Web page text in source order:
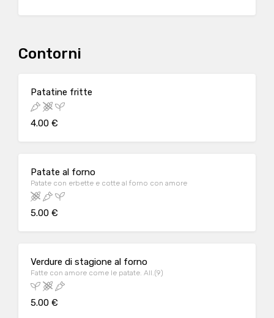
Contorni
Patatine fritte
4.00 €
Patate al forno
Patate con erbette e cotte al forno con amore
5.00 €
Verdure di stagione al forno
Fatte con amore come le patate. All.(9)
5.00 €